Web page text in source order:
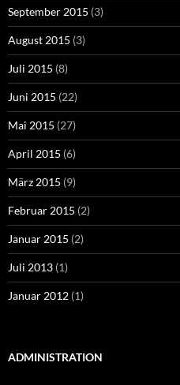
September 2015 (3)
August 2015 (3)
Juli 2015 (8)
Juni 2015 (22)
Mai 2015 (27)
April 2015 (6)
März 2015 (9)
Februar 2015 (2)
Januar 2015 (2)
Juli 2013 (1)
Januar 2012 (1)
ADMINISTRATION